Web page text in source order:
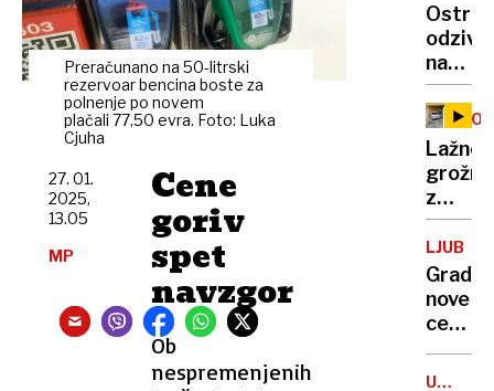
Preračunano na 50-litrski
rezervoar bencina boste za
polnenje po novem
plačali 77,50 evra. Foto: Luka
Cjuha
Cene
goriv
spet
navzgor
Ob
nespremenjenih
27. 01.
2025,
13.05
MP
Ostri
odzivi
na
Vlado
čakata
izpit
in
Lažne
z
bombo
prejelo
229
pouk
nove
cerkve
v
Šiški.